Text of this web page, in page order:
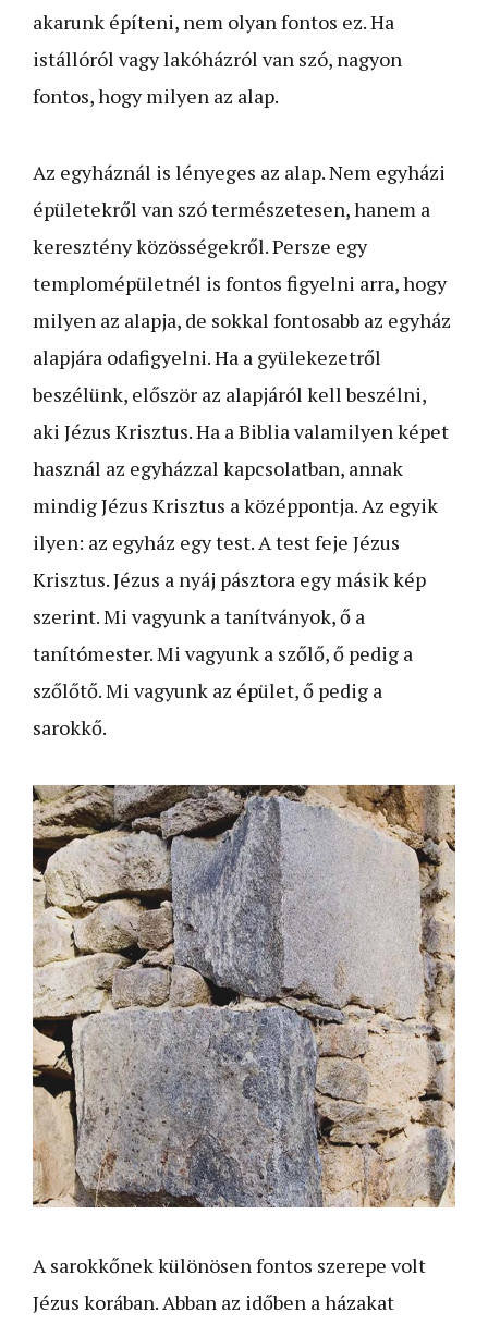
akarunk építeni, nem olyan fontos ez. Ha
istállóról vagy lakóházról van szó, nagyon
fontos, hogy milyen az alap.
Az egyháznál is lényeges az alap. Nem egyházi
épületekről van szó természetesen, hanem a
keresztény közösségekről. Persze egy
templomépületnél is fontos figyelni arra, hogy
milyen az alapja, de sokkal fontosabb az egyház
alapjára odafigyelni. Ha a gyülekezetről
beszélünk, először az alapjáról kell beszélni,
aki Jézus Krisztus. Ha a Biblia valamilyen képet
használ az egyházzal kapcsolatban, annak
mindig Jézus Krisztus a középpontja. Az egyik
ilyen: az egyház egy test. A test feje Jézus
Krisztus. Jézus a nyáj pásztora egy másik kép
szerint. Mi vagyunk a tanítványok, ő a
tanítómester. Mi vagyunk a szőlő, ő pedig a
szőlőtő. Mi va­gyunk az épület, ő pedig a
sarokkő.
A sarokkőnek különösen fontos szerepe volt
Jézus korában. Abban az időben a házakat